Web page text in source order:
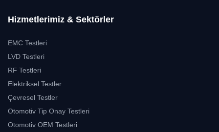
Hizmetlerimiz & Sektörler
EMC Testleri
LVD Testleri
RF Testleri
Elektriksel Testler
Çevresel Testler
Otomotiv Tip Onay Testleri
Otomotiv OEM Testleri